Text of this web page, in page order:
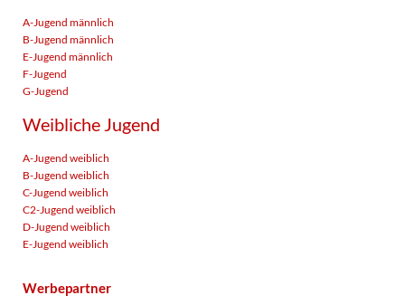
A-Jugend männlich
B-Jugend männlich
E-Jugend männlich
F-Jugend
G-Jugend
Weibliche Jugend
A-Jugend weiblich
B-Jugend weiblich
C-Jugend weiblich
C2-Jugend weiblich
D-Jugend weiblich
E-Jugend weiblich
Werbepartner